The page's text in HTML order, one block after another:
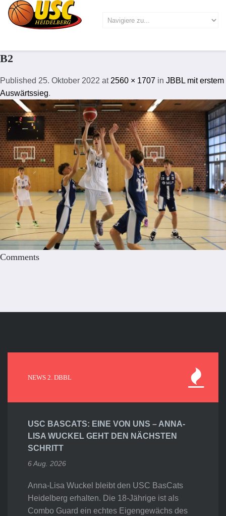
B2
Published 25. Oktober 2022 at 2560 × 1707 in JBBL mit erstem
Auswärtssieg.
Comments
NEWS 2. DBBL
USC BASCATS: EINE VON UNS – ANNA-
LISA WUCKEL GEHT DEN NÄCHSTEN
SCHRITT
6 Aug. 2026
Anna-Lisa Wuckel bleibt den USC BasCats
Heidelberg erhalten. Die 18-Jährige ist als
Combo Guard ein echtes Eigengewächs des